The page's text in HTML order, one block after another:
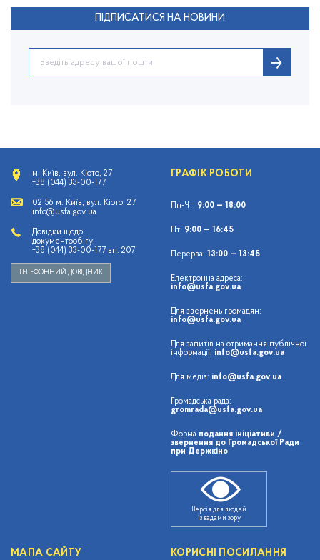
ПІДПИСАТИСЯ НА НОВИНИ
м. Київ, вул. Кіото, 27
+38 (044) 33-00-177
02156 м. Київ, вул. Кіото, 27
info@usfa.gov.ua
Довідки щодо
документообігу:
+38 (044) 33-00-177 вн. 207
ТЕЛЕФОННИЙ ДОВІДНИК
ГРАФІК РОБОТИ
Пн-Чт: 9:00 — 18:00
Пт: 9:00 — 16:45
Перерва: 13:00 — 13:45
Електронна адреса:
info@usfa.gov.ua
Для звернень громадян:
info@usfa.gov.ua
Для запитів на отримання публічної
інформації: info@usfa.gov.ua
Для медіа: info@usfa.gov.ua
Громадська рада:
gromrada@usfa.gov.ua
Форма подання ініціативи /
звернення до Громадської Ради
при Держкіно
Версія для людей
із вадами зору
МАПА САЙТУ КОРИСНІ ПОСИЛАННЯ